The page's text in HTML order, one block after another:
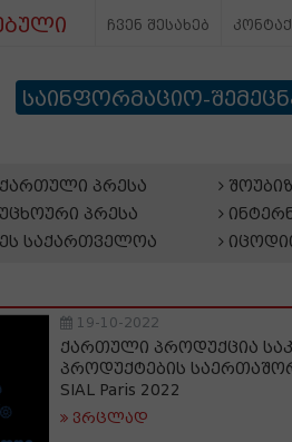
ჩვენ შესახებ
საინფორმაციო-
ქართული პრესა
უცხოური პრესა
ეს საქართველოა
19-10-2022
ქართული პროდუქცია
პროდუქტების
SIAL Paris 2022
ვრცლად